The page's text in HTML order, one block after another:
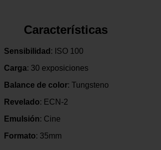
Características
Sensibilidad : ISO 100
Carga: 30 exposiciones
Balance de color: Tungsteno
Revelado: ECN-2
Emulsión: Cine
Formato: 35mm
funcione lo
durante tu
rechaza estas
algunas
desaparecerán